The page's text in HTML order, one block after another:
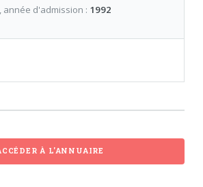
année d'admission : 1992
À L'ANNUAIRE